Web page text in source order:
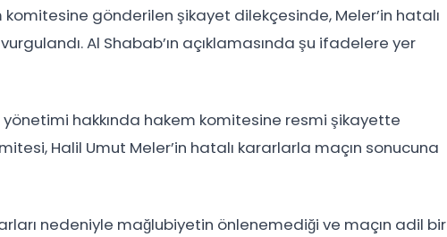
gönderilen şikayet dilekçesinde, Meler’in hatalı
Al Shabab’ın açıklamasında şu ifadelere yer
yönetimi hakkında hakem komitesine resmi şikayette
Halil Umut Meler’in hatalı kararlarla maçın sonucuna
nedeniyle mağlubiyetin önlenemediği ve maçın adil bir